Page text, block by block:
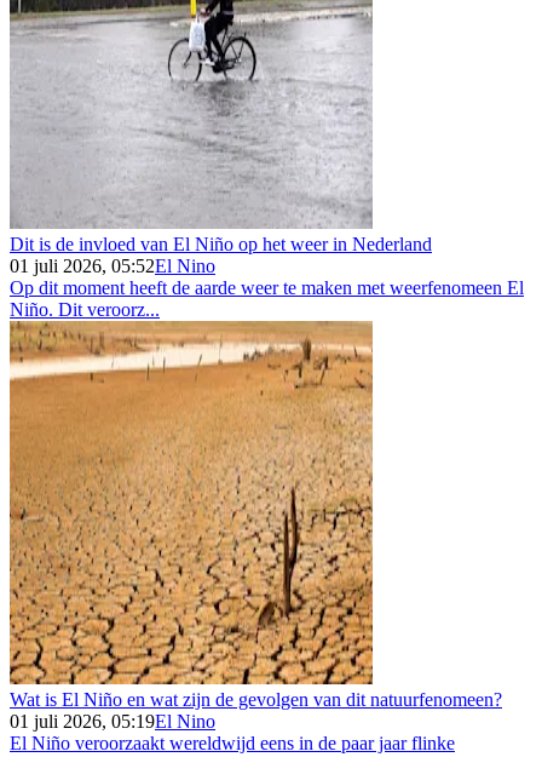
Dit is de invloed van El Niño op het weer in Nederland
01 juli 2026, 05:52El Nino
Op dit moment heeft de aarde weer te maken met weerfenomeen El
Niño. Dit veroorz...
Wat is El Niño en wat zijn de gevolgen van dit natuurfenomeen?
01 juli 2026, 05:19El Nino
El Niño veroorzaakt wereldwijd eens in de paar jaar flinke